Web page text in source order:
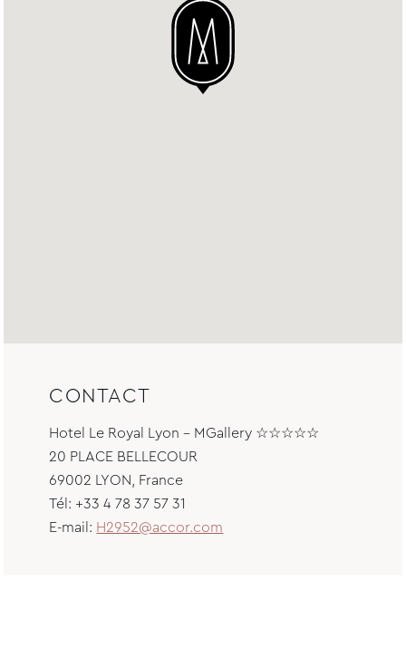
CONTACT
Hotel Le Royal Lyon - MGallery ☆☆☆☆☆
20 PLACE BELLECOUR
69002 LYON, France
Tél: +33 4 78 37 57 31
E-mail: H2952@accor.com